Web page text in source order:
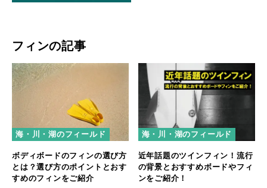
フィンの記事
海・川・湖のフィールド
ボディボードのフィンの選び方
とは？選び方のポイントとおす
すめのフィンをご紹介
海・川・湖のフィールド
近年話題のツインフィン！流行
の背景とおすすめボードやフィ
ンをご紹介！